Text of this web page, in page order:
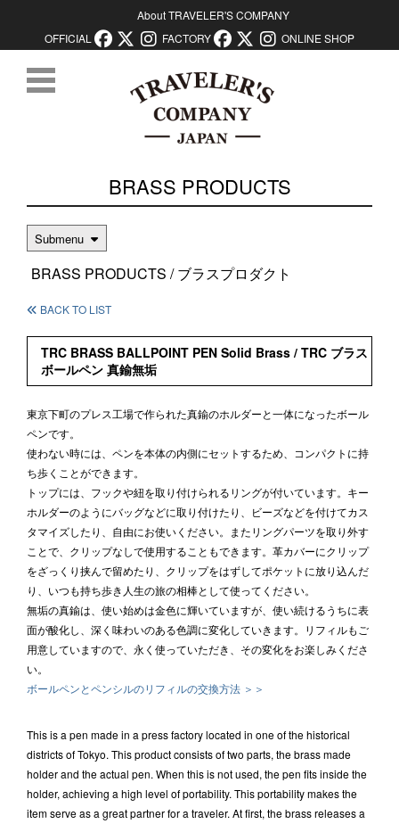
About TRAVELER'S COMPANY
OFFICIAL
FACTORY ONLINE SHOP
BRASS PRODUCTS
Submenu
BRASS PRODUCTS / ブラスプロダクト
BACK TO LIST
TRC BRASS BALLPOINT PEN Solid Brass / TRC ブラス
ボールペン 真鍮無垢
東京下町のプレス工場で作られた真鍮のホルダーと一体になったボール
ペンです。
使わない時には、ペンを本体の内側にセットするため、コンパクトに持
ち歩くことができます。
トップには、フックや紐を取り付けられるリングが付いています。キー
ホルダーのようにバッグなどに取り付けたり、ビーズなどを付けてカス
タマイズしたり、自由にお使いください。またリングパーツを取り外す
ことで、クリップなしで使用することもできます。革カバーにクリップ
をざっくり挟んで留めたり、クリップをはずしてポケットに放り込んだ
り、いつも持ち歩き人生の旅の相棒として使ってください。
無垢の真鍮は、使い始めは金色に輝いていますが、使い続けるうちに表
面が酸化し、深く味わいのある色調に変化していきます。リフィルもご
用意していますので、永く使っていただき、その変化をお楽しみくださ
い。
ボールペンとペンシルのリフィルの交換方法 ＞＞
This is a pen made in a press factory located in one of the historical
districts of Tokyo. This product consists of two parts, the brass made
holder and the actual pen. When this is not used, the pen fits inside the
holder, achieving a high level of portability. This portability makes the
item serve as a great partner for a traveler. At first, the brass releases a